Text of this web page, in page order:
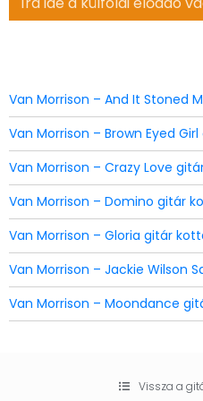
for:
Van Morrison – And It Stoned
Van Morrison – Brown Eyed
Van Morrison – Crazy Love
Van Morrison – Domino gitár
Van Morrison – Gloria gitár
Van Morrison – Jackie Wilson
Van Morrison – Moondance
Vissza a